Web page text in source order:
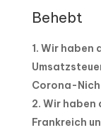
Behebt
Wir haben
Corona-
Wir haben
Frankreich